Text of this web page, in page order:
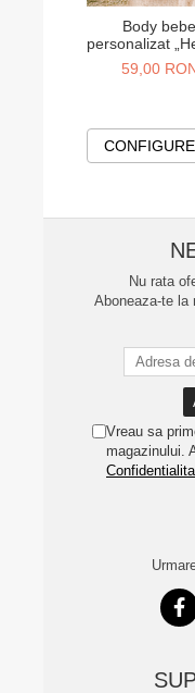
Body bebe
personalizat
Abia aștept
cunosc” –
59,00
Nu rata
Aboneaza-te la
Vreau sa
magazinului.